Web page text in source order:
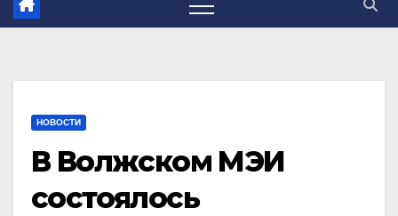
НОВОСТИ
В Волжском МЭИ
состоялось